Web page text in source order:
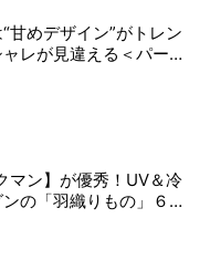
“甘めデザイン”がトレン
ャレが見違える＜パー
マン】が優秀！UV＆冷
の「羽織りもの」６選
＞